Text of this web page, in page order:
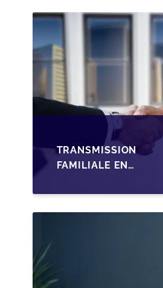
TRANSMISSION
FAMILIALE EN
STRUCTURER LA
CESSION DES PARTS